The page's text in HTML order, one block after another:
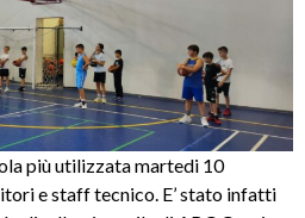
più utilizzata martedi 10
e staff tecnico. E’ stato infatti